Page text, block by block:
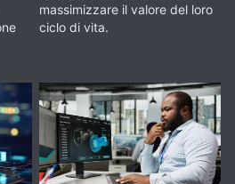
massimizzare il valore del loro
ciclo di vita.